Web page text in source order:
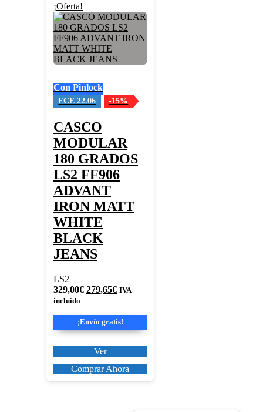
¡Oferta!
Con Pinlock
ECE 22.06 -15%
CASCO
MODULAR
180 GRADOS
LS2 FF906
ADVANT
IRON MATT
WHITE
BLACK
JEANS
LS2
329,00€ El
era:
329,00€.
279,65€El
es:
279,65€.
IVA
incluido
¡Envío gratis!
Ver
Este
producto
tiene
múltiples
variantes.
Las
pueden
elegir
la
página
de
producto
Comprar Ahora